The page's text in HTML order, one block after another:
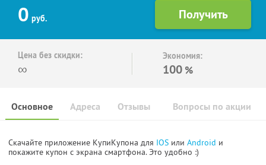
0 руб.
Цена без скидки:
∞
Экономия:
100 %
Основное Отзывы Вопросы по акции
Адреса
Скачайте приложение КупиКупона для IOS или Android и
покажите купон с экрана смартфона. Это удобно :)